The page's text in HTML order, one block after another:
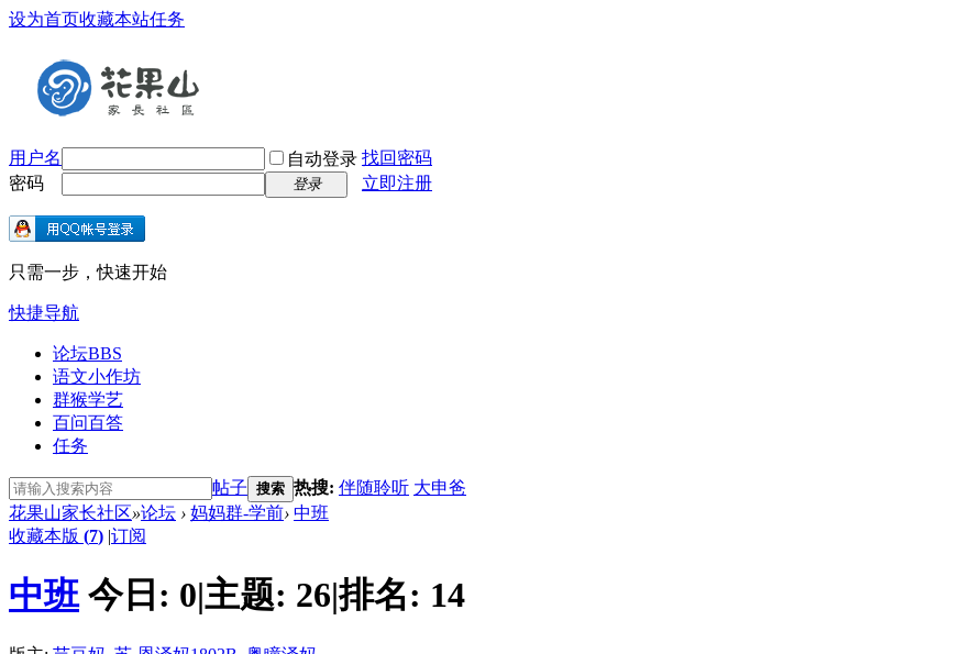
设为首页收藏本站任务
用户名 自动登录 找回密码
密码
登录 立即注册
只需一步，快速开始
快捷导航
论坛BBS
语文小作坊
群猴学艺
百问百答
任务
帖子 搜索 热搜: 伴随聆听 大申爸
花果山家长社区»论坛 › 妈妈群-学前› 中班
收藏本版 (7) |订阅
中班 今日: 0|主题: 26|排名: 14